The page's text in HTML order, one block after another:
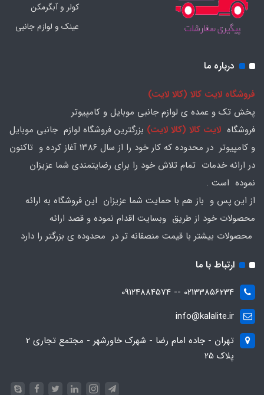
کولر و آبگرمکن
عینک و لوازم جانبی
درباره ما
فروشگاه لایت کالا (کالا لایت)
پخش تک و عمده ی لوازم جانبی موبایل و کامپیوتر
فروشگاه لایت کالا (کالا لایت) بزرگترین فروشگاه لوازم جانبی موبایل
و کامپیوتر در محدوده که کار خود را از سال ۱۳۸۶ آغاز کرده و تاکنون
در ارائه خدمات تمام تلاش خود را برای رضایتمندی شما عزیزان
نموده است .
از این پس و باز هم با حمایت شما عزیزان این فروشگاه به ارائه
محصولات خود از طریق وبسایت اقدام نموده و قصد ارائه
محصولات بیشتر با قیمت منصفانه تر در محدوده ی بزرگتر را دارد
ارتباط با ما
02133856234 -- 09124884574
info@kalalite.ir
تهران - جاده امام رضا - شهرک خاورشهر - مجتمع تجاری 2
پلاک 25